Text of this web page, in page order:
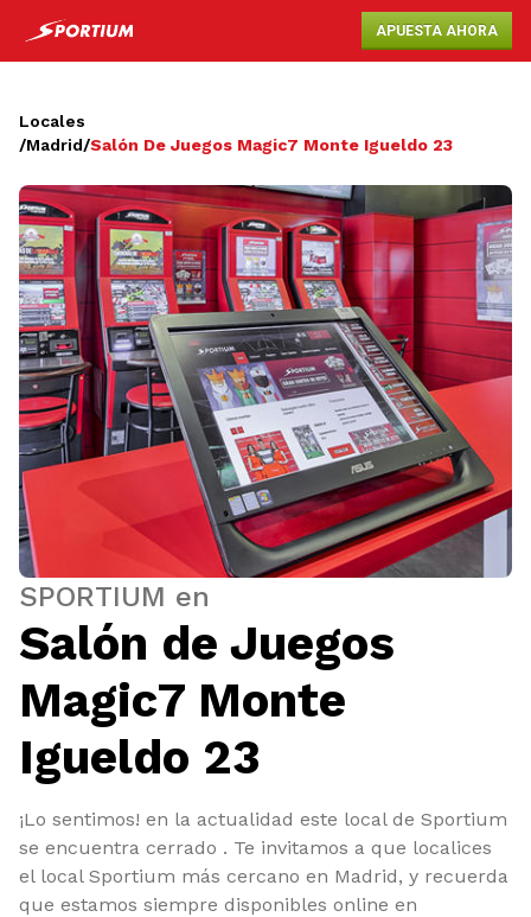
APUESTA AHORA
Locales
/Madrid/Salón De Juegos Magic7 Monte Igueldo 23
SPORTIUM en
Salón de Juegos
Magic7 Monte
Igueldo 23
¡Lo sentimos! en la actualidad este local de Sportium
se encuentra cerrado . Te invitamos a que localices
el local Sportium más cercano en Madrid, y recuerda
que estamos siempre disponibles online en